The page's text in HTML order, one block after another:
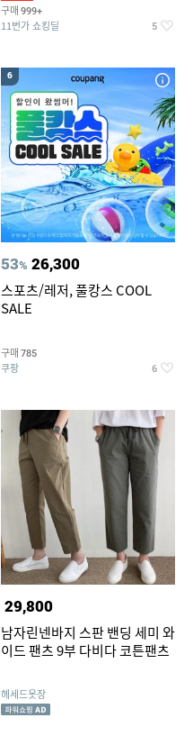
구매 999+
11번가 쇼킹딜 5
6
53% 26,300
스포츠/레저, 풀캉스 COOL
SALE
구매 785
쿠팡 6
29,800
남자린넨바지 스판 밴딩 세미 와
이드 팬츠 9부 다비다 코튼팬츠
헤세드옷장